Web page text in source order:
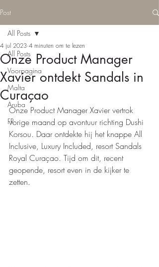
Post
All Posts
Voorpagina
Malta
Aruba
FR
All Posts
Onze Product Manager
Xavier ontdekt Sandals in
Curaçao
4 jul 2023 4 minuten om te lezen
Onze Product Manager Xavier vertrok
vorige maand op avontuur richting Dushi
Korsou. Daar ontdekte hij het knappe All
Inclusive, Luxury Included, resort Sandals
Royal Curaçao. Tijd om dit, recent
geopende, resort even in de kijker te
zetten.